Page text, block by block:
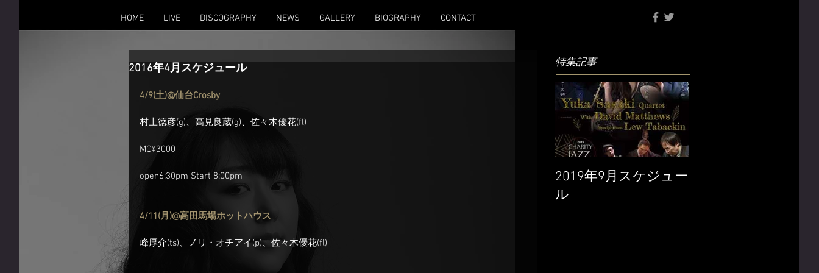
HOME LIVE DISCOGRAPHY NEWS GALLERY BIOGRAPHY CONTACT
2016年4月スケジュール
4/9(土)@仙台Crosby
村上徳彦(g)、高見良蔵(g)、佐々木優花(fl)
MC¥3000
open6:30pm Start 8:00pm
4/11(月)@高田馬場ホットハウス
峰厚介(ts)、ノリ・オチアイ(p)、佐々木優花(fl)
特集記事
2019年9月スケジュー
ル